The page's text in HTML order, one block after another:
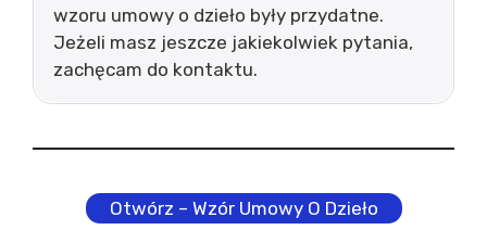
wzoru umowy o dzieło były przydatne.
Jeżeli masz jeszcze jakiekolwiek pytania,
zachęcam do kontaktu.
Otwórz – Wzór Umowy O Dzieło